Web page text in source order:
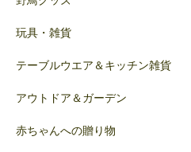
玩具・雑貨
テーブルウエア＆キッチン雑貨
アウトドア＆ガーデン
赤ちゃんへの贈り物